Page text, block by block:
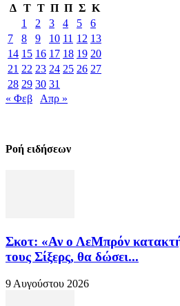
Δ Τ Τ Π Π Σ Κ
1
2 3 4 5
6
7
8 9 10 11 12 13
14 15 16 17 18 19 20
21 22 23 24 25 26 27
28 29 30 31
« Φεβ
Απρ »
Ροή ειδήσεων
Σκοτ: «Αν ο ΛεΜπρόν
τους Σίξερς, θα δώσει...
9 Αυγούστου 2026